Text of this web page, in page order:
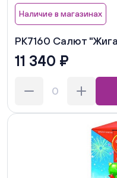
Наличие в магазинах
РК7160 Салют
11 340 ₽